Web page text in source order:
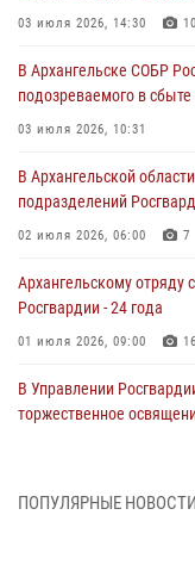
03 июля 2026, 14:30 10
В Архангельске СОБР
подозреваемого в
03 июля 2026, 10:31
В Архангельской
подразделений
02 июля 2026, 06:00 7
Архангельскому отряду
Росгвардии - 24 года
01 июля 2026, 09:00 16
В Управлении
торжественное
Военнослужащие по
ПОПУЛЯРНЫЕ НОВОСТИ